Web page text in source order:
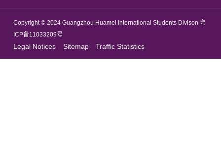
Copyright © 2024 Guangzhou Huamei International Students Divison 粤
ICP备11033209号
Legal Notices Sitemap Traffic Statistics